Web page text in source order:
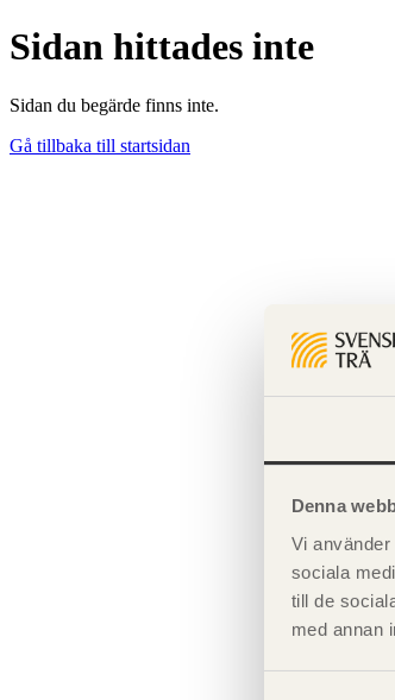
Denna
Vi
sociala
till de
med annan
Sidan hittades inte
Sidan du begärde finns inte.
Gå tillbaka till startsidan